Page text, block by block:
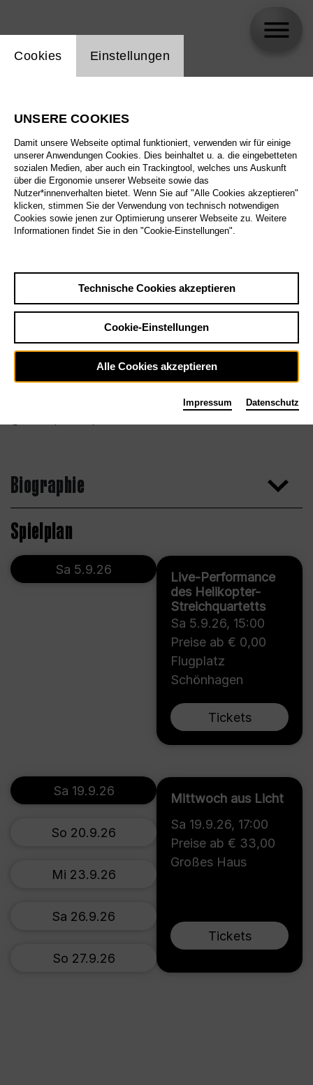
Biographie
Spielplan
Live-Performance
des Helikopter-
Streichquartetts
Sa 5.9.26, 15:00
Preise ab € 0,00
Flugplatz
Schönhagen
Tickets
Sa 5.9.26
Mittwoch aus Licht
Sa 19.9.26, 17:00
Preise ab € 33,00
Großes Haus
Tickets
Sa 19.9.26
So 20.9.26
Mi 23.9.26
Sa 26.9.26
So 27.9.26
Einstellung Website Cookie
Cookies Einstellungen
UNSERE COOKIES
Damit unsere Webseite optimal funktioniert, verwenden wir für einige
unserer Anwendungen Cookies. Dies beinhaltet u. a. die eingebetteten
sozialen Medien, aber auch ein Trackingtool, welches uns Auskunft
über die Ergonomie unserer Webseite sowie das
Nutzer*innenverhalten bietet. Wenn Sie auf "Alle Cookies akzeptieren"
klicken, stimmen Sie der Verwendung von technisch notwendigen
Cookies sowie jenen zur Optimierung unserer Webseite zu. Weitere
Informationen findet Sie in den "Cookie-Einstellungen".
Technische Cookies akzeptieren
Cookie-Einstellungen
Alle Cookies akzeptieren
Impressum Datenschutz